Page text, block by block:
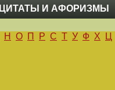
ЦИТАТЫ И АФОРИЗМЫ
Н О П Р С Т У Ф Х Ц